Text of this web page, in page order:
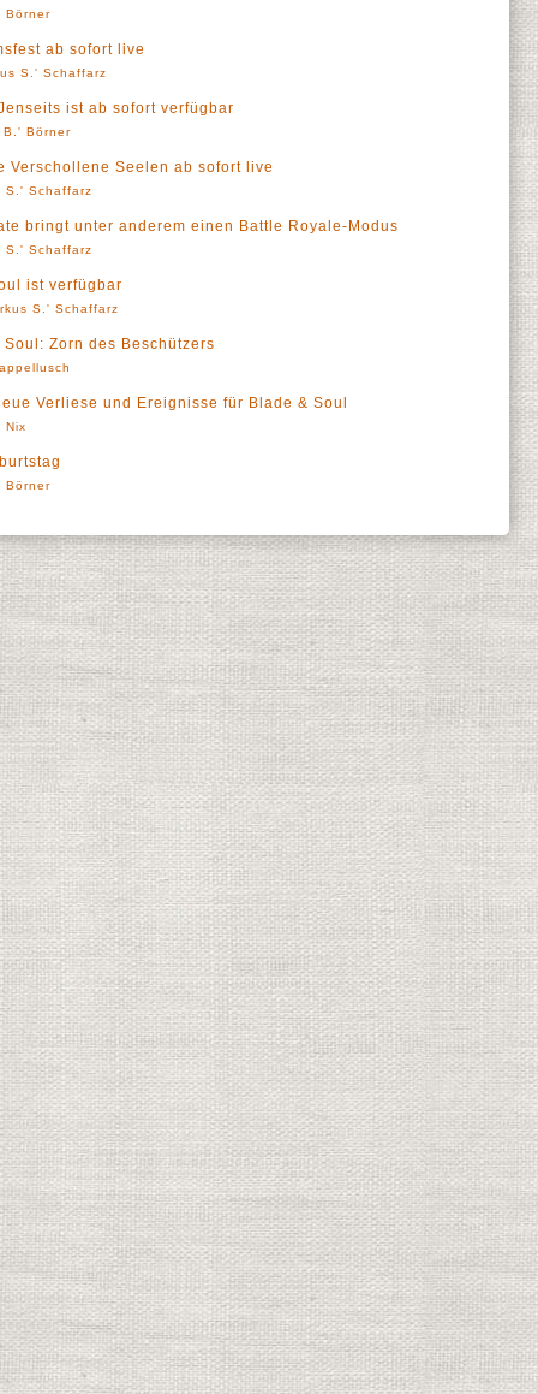
Börner
ab sofort live
S.' Schaffarz
ist ab sofort verfügbar
B.' Börner
Verschollene Seelen ab sofort live
S.' Schaffarz
bringt unter anderem einen Battle Royale-Modus
S.' Schaffarz
ist verfügbar
S.' Schaffarz
Zorn des Beschützers
Verliese und Ereignisse für Blade & Soul
Nix
Börner